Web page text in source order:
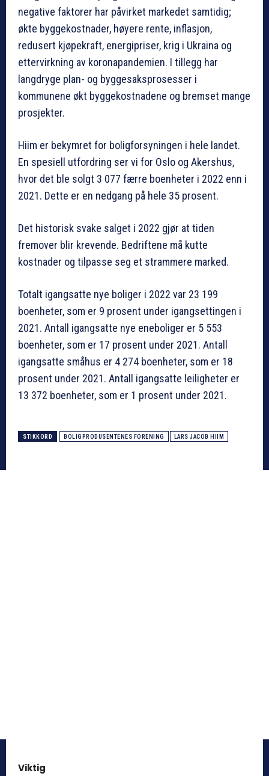
negative faktorer har påvirket markedet samtidig;
økte byggekostnader, høyere rente, inflasjon,
redusert kjøpekraft, energipriser, krig i Ukraina og
ettervirkning av koronapandemien. I tillegg har
langdryge plan- og byggesaksprosesser i
kommunene økt byggekostnadene og bremset mange
prosjekter.
Hiim er bekymret for boligforsyningen i hele landet.
En spesiell utfordring ser vi for Oslo og Akershus,
hvor det ble solgt 3 077 færre boenheter i 2022 enn i
2021. Dette er en nedgang på hele 35 prosent.
Det historisk svake salget i 2022 gjør at tiden
fremover blir krevende. Bedriftene må kutte
kostnader og tilpasse seg et strammere marked.
Totalt igangsatte nye boliger i 2022 var 23 199
boenheter, som er 9 prosent under igangsettingen i
2021. Antall igangsatte nye eneboliger er 5 553
boenheter, som er 17 prosent under 2021. Antall
igangsatte småhus er 4 274 boenheter, som er 18
prosent under 2021. Antall igangsatte leiligheter er
13 372 boenheter, som er 1 prosent under 2021.
STIKKORD BOLIGPRODUSENTENES FORENING LARS JACOB HIIM
Viktig